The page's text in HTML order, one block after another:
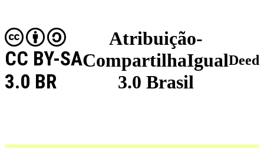
Atribuição-
CompartilhaIgual
3.0 Brasil
CC BY-SA
3.0 BR
Deed